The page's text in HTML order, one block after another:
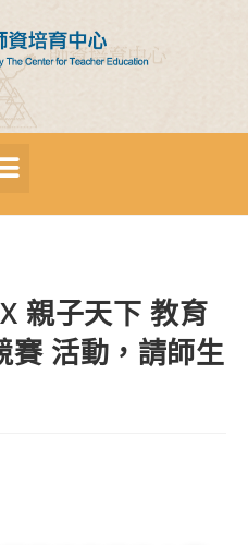
親子天下 教育
賽 活動，請師生